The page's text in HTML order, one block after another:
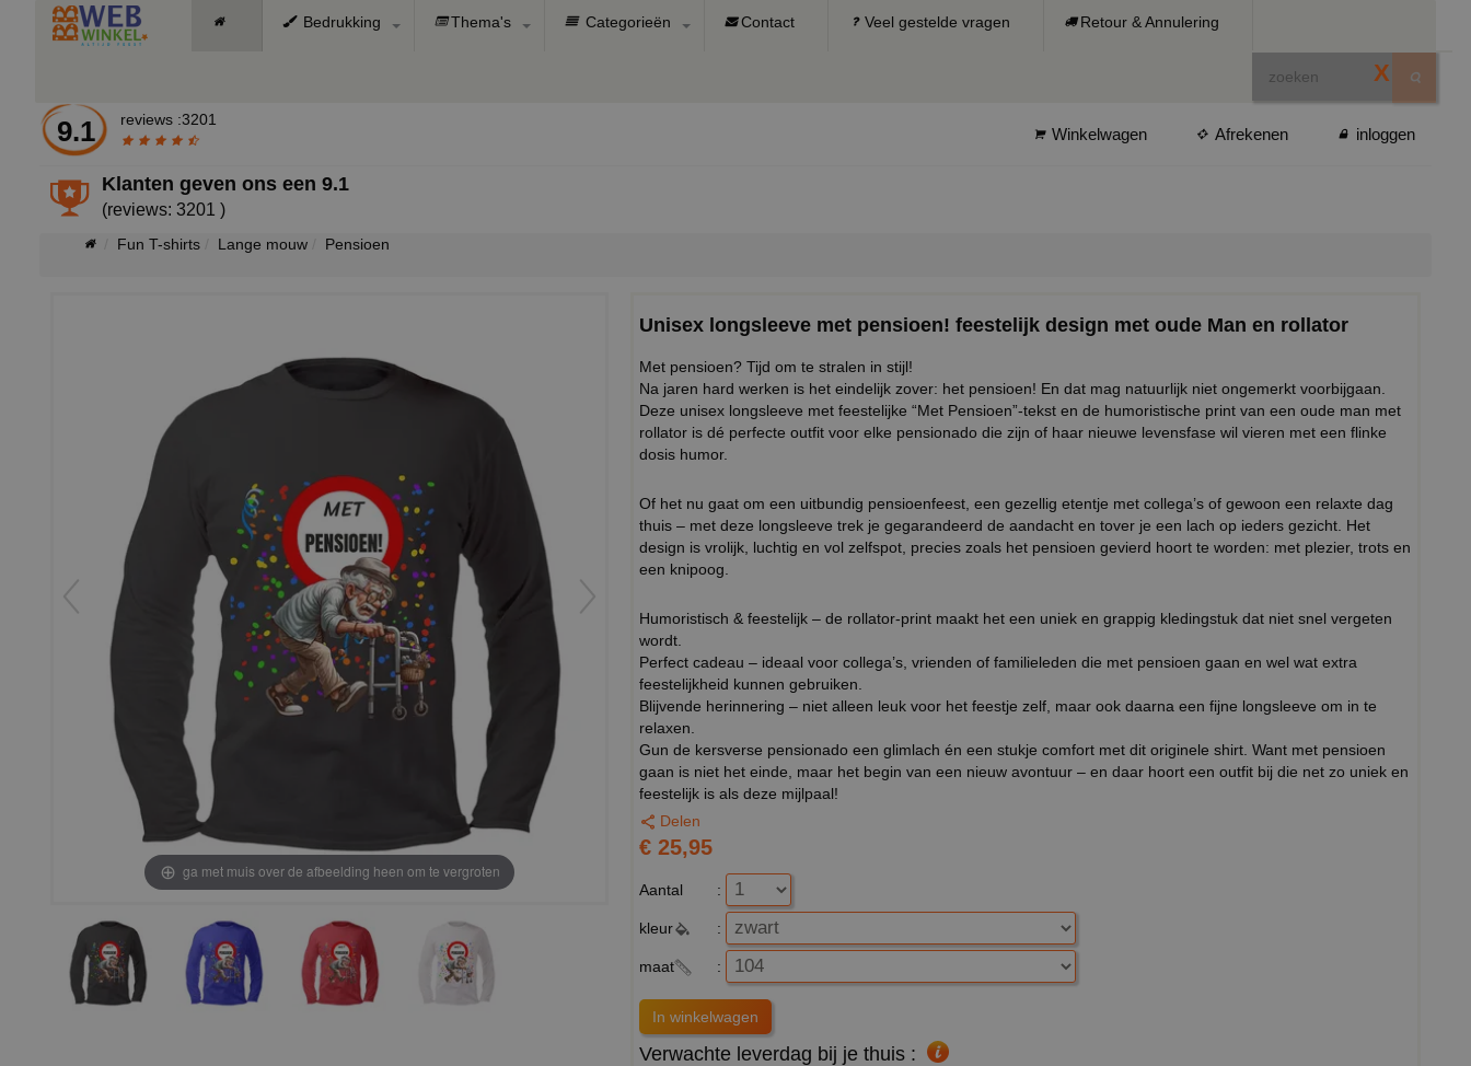
Bedrukking Thema's Categorieën Contact Veel gestelde vragen Retour & Annulering
X
9.1 reviews :3201
Winkelwagen Afrekenen inloggen
Klanten geven ons een9.1
(reviews: 3201 )
Fun T-shirts Lange mouw Pensioen
ga met muis over de afbeelding heen om te vergroten
Unisex longsleeve met pensioen! feestelijk design met oude Man en rollator
Met pensioen? Tijd om te stralen in stijl!
Na jaren hard werken is het eindelijk zover: het pensioen! En dat mag natuurlijk niet ongemerkt voorbijgaan.
Deze unisex longsleeve met feestelijke “Met Pensioen”-tekst en de humoristische print van een oude man met
rollator is dé perfecte outfit voor elke pensionado die zijn of haar nieuwe levensfase wil vieren met een flinke
dosis humor.
Of het nu gaat om een uitbundig pensioenfeest, een gezellig etentje met collega’s of gewoon een relaxte dag
thuis – met deze longsleeve trek je gegarandeerd de aandacht en tover je een lach op ieders gezicht. Het
design is vrolijk, luchtig en vol zelfspot, precies zoals het pensioen gevierd hoort te worden: met plezier, trots en
een knipoog.
Humoristisch & feestelijk – de rollator-print maakt het een uniek en grappig kledingstuk dat niet snel vergeten
wordt.
Perfect cadeau – ideaal voor collega’s, vrienden of familieleden die met pensioen gaan en wel wat extra
feestelijkheid kunnen gebruiken.
Blijvende herinnering – niet alleen leuk voor het feestje zelf, maar ook daarna een fijne longsleeve om in te
relaxen.
Gun de kersverse pensionado een glimlach én een stukje comfort met dit originele shirt. Want met pensioen
gaan is niet het einde, maar het begin van een nieuw avontuur – en daar hoort een outfit bij die net zo uniek en
feestelijk is als deze mijlpaal!
Delen
€ 25,95
Aantal :
kleur :
maat :
Verwachte leverdag bij je thuis :